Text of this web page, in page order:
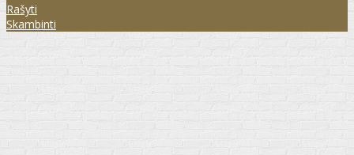
Rašyti
Skambinti